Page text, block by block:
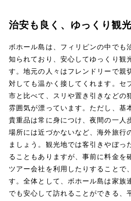
治安も良く、ゆっくり観
ボホール島は、フィリピンの中でも
知られており、安心してゆっくり観
す。地元の人々はフレンドリーで親
対しても温かく接してくれます。セ
市と比べて、スリや置き引きなどの
雰囲気が漂っています。ただし、基
貴重品は常に身につけ、夜間の一人
場所には近づかないなど、海外旅行
ましょう。観光地では客引きやぼっ
ることもありますが、事前に料金を
ツアー会社を利用したりすることで
す。全体として、ボホール島は家族
でも安心して訪れることができる、